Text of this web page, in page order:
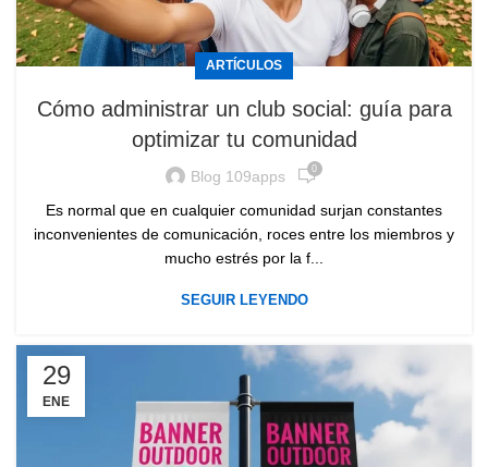
ARTÍCULOS
Cómo administrar un club social: guía para
optimizar tu comunidad
Blog 109apps 0
Es normal que en cualquier comunidad surjan constantes
inconvenientes de comunicación, roces entre los miembros y
mucho estrés por la f...
SEGUIR LEYENDO
29
ENE